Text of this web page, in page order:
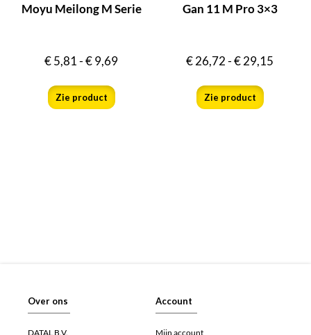
Moyu Meilong M Serie
€5,81-€9,69
Zie product
Gan 11 M Pro 3×3
€26,72-€29,15
Zie product
Over ons
DATAL B.V.
Account
Mijn account